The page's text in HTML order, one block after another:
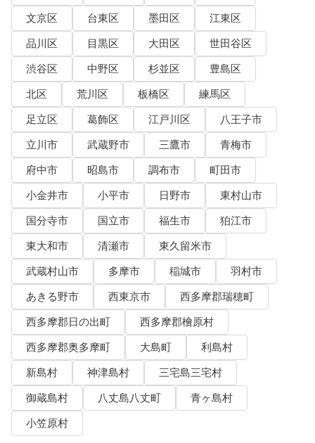
文京区
台東区 墨田区
江東区
品川区
目黒区 大田区
世田谷区
渋谷区
中野区 杉並区
豊島区
北区
荒川区 板橋区
練馬区
足立区
葛飾区 江戸川区
八王子市
立川市
武蔵野市 三鷹市
青梅市
府中市
昭島市 調布市
町田市
小金井市
小平市 日野市
東村山市
国分寺市
国立市 福生市
狛江市
東大和市
清瀬市
東久留米市
武蔵村山市
多摩市 稲城市
羽村市
あきる野市
西東京市
西多摩郡瑞穂町
西多摩郡日の出町
西多摩郡檜原村
西多摩郡奥多摩町
大島町
利島村
新島村
神津島村
三宅島三宅村
御蔵島村
八丈島八丈町
青ヶ島村
小笠原村